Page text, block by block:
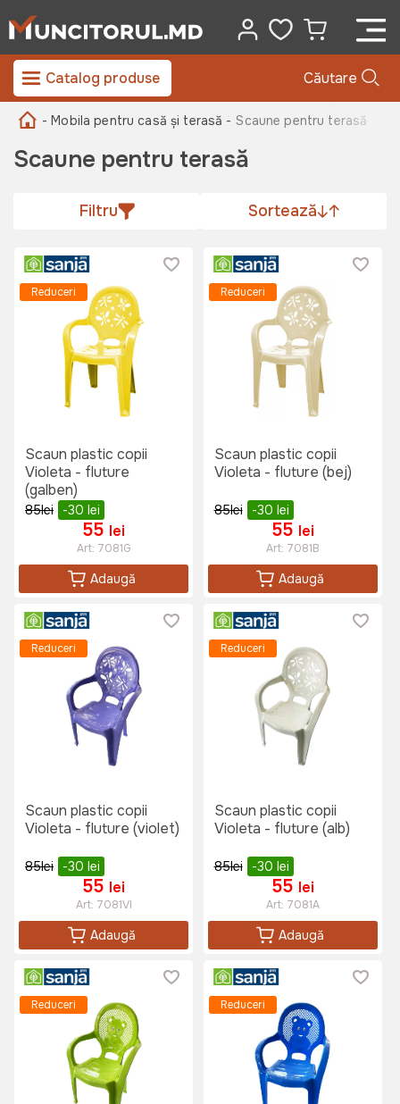
Catalog produse Căutare
- Mobila pentru casă și terasă - Scaune pentru terasă
Scaune pentru terasă
Filtru Sortează
Reduceri
Scaun plastic copii
Violeta - fluture
(galben)
85lei -30 lei
55 lei
Art: 7081G
Adaugă
Reduceri
Scaun plastic copii
Violeta - fluture (bej)
85lei -30 lei
55 lei
Art: 7081B
Adaugă
Reduceri
Scaun plastic copii
Violeta - fluture (violet)
85lei -30 lei
55 lei
Art: 7081VI
Adaugă
Reduceri
Scaun plastic copii
Violeta - fluture (alb)
85lei -30 lei
55 lei
Art: 7081A
Adaugă
Reduceri Reduceri